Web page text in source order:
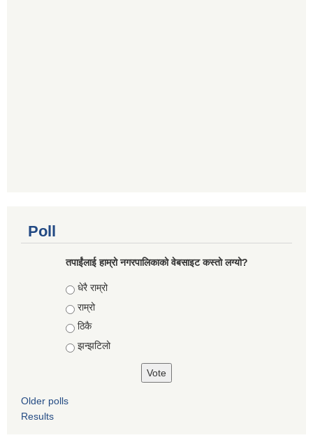
Poll
तपाईंलाई हाम्रो नगरपालिकाको वेबसाइट कस्तो लग्यो?
Choices
धेरै राम्रो
राम्रो
ठिकै
झन्झटिलो
Older polls
Results